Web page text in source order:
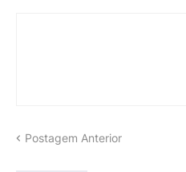
Postagem Anterior